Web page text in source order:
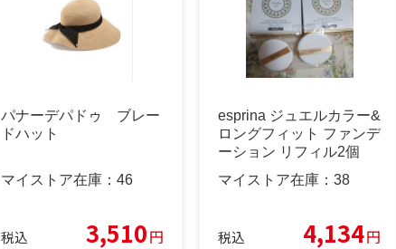
パナーデパドゥ ブレー
ドハット
マイストア在庫： 46
税込 3,510円
esprina ジュエルカラー&
ロングフィット ファンデ
ーション リフィル2個
マイストア在庫： 38
税込 4,134円